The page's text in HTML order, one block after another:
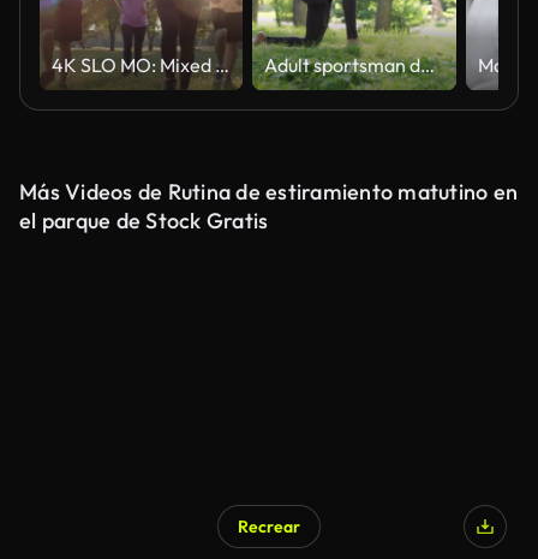
4K SLO MO: Mixed Group Sunrise Fitness Adult sportsman does gymnastics while standing barefoot on a mat in an urban city park. Sporty male practices yoga outside.
Más Videos de Rutina de estiramiento matutino en
el parque de Stock Gratis
Recrear